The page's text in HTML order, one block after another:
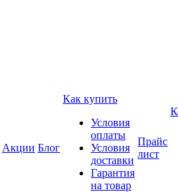
Акции Блог
Как купить
Условия
оплаты
Условия
доставки
Гарантия
на товар
Прайс
лист